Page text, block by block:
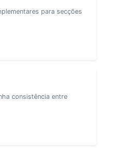
para secções
consistência entre